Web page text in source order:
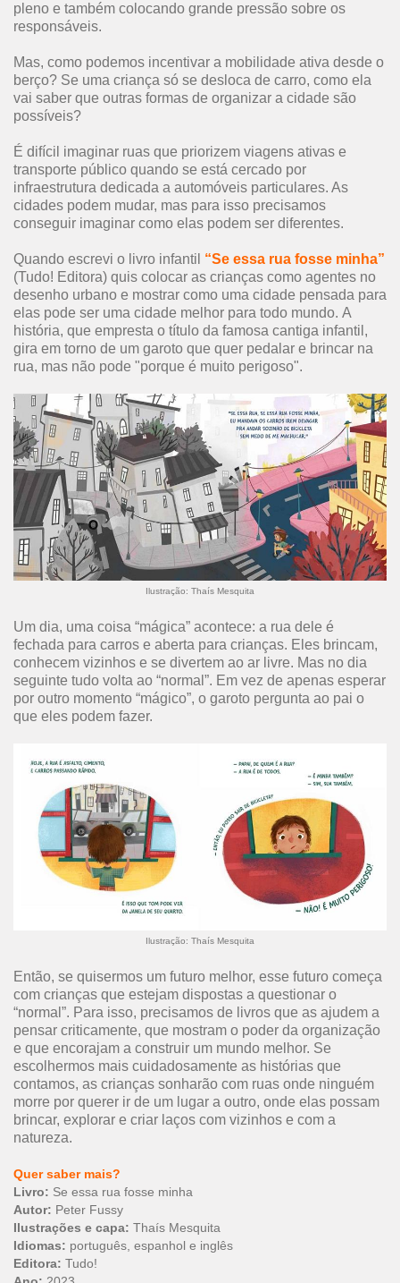
pleno e também colocando grande pressão sobre os
responsáveis.
Mas, como podemos incentivar a mobilidade ativa desde o
berço? Se uma criança só se desloca de carro, como ela
vai saber que outras formas de organizar a cidade são
possíveis?
É difícil imaginar ruas que priorizem viagens ativas e
transporte público quando se está cercado por
infraestrutura dedicada a automóveis particulares. As
cidades podem mudar, mas para isso precisamos
conseguir imaginar como elas podem ser diferentes.
Quando escrevi o livro infantil “Se essa rua fosse minha”
(Tudo! Editora) quis colocar as crianças como agentes no
desenho urbano e mostrar como uma cidade pensada para
elas pode ser uma cidade melhor para todo mundo. A
história, que empresta o título da famosa cantiga infantil,
gira em torno de um garoto que quer pedalar e brincar na
rua, mas não pode "porque é muito perigoso".
Ilustração: Thaís Mesquita
Um dia, uma coisa “mágica” acontece: a rua dele é
fechada para carros e aberta para crianças. Eles brincam,
conhecem vizinhos e se divertem ao ar livre. Mas no dia
seguinte tudo volta ao “normal”. Em vez de apenas esperar
por outro momento “mágico”, o garoto pergunta ao pai o
que eles podem fazer.
Ilustração: Thaís Mesquita
Então, se quisermos um futuro melhor, esse futuro começa
com crianças que estejam dispostas a questionar o
“normal”. Para isso, precisamos de livros que as ajudem a
pensar criticamente, que mostram o poder da organização
e que encorajam a construir um mundo melhor. Se
escolhermos mais cuidadosamente as histórias que
contamos, as crianças sonharão com ruas onde ninguém
morre por querer ir de um lugar a outro, onde elas possam
brincar, explorar e criar laços com vizinhos e com a
natureza.
Quer saber mais?
Livro: Se essa rua fosse minha
Autor: Peter Fussy
Ilustrações e capa: Thaís Mesquita
Idiomas: português, espanhol e inglês
Editora: Tudo!